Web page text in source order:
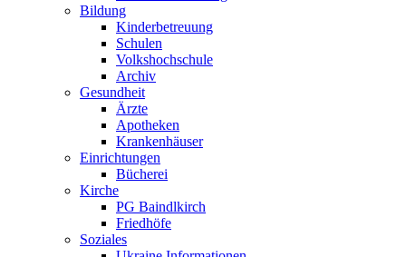
Bildung
Kinderbetreuung
Schulen
Volkshochschule
Archiv
Gesundheit
Ärzte
Apotheken
Krankenhäuser
Einrichtungen
Bücherei
Kirche
PG Baindlkirch
Friedhöfe
Soziales